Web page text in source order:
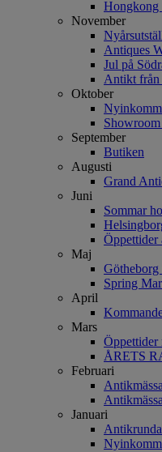
Hongkong
November
Antiques
Jul på
Antikt från
Oktober
September
Butiken
Augusti
Grand
Juni
Sommar
Öppettider
Maj
Götheborg
Spring
April
Mars
Öppettider
ÅRETS
Februari
Januari